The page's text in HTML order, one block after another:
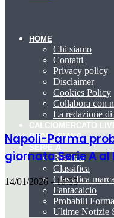
HOME
Chi siamo
Contatti
Privacy policy
Disclaimer
Cookies Policy
Collabora con
La redazione
CALCIOMERCATO
PRIMO PIANO
SERIE A
Risultati
Classifica
Classifica
Fantacalcio
Probabili
Ultime Notizie
Napoli-Parma
giornata Serie A
14/01/2026 - 10:35